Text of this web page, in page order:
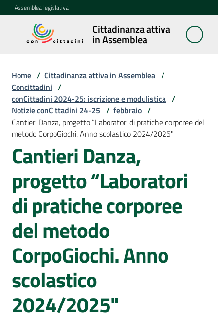
Vai al contenuto
Vai alla navigazione
Vai al footer
Assemblea legislativa
Cittadinanza attiva
in Assemblea
Cittadinanza
attiva in
Concittadini
Menu selezionato
Porte
aperte
in
Assemblea
Mostre
itineranti
Percorsi
sulla
memoria
Seguici
su
Home / Cittadinanza attiva in Assemblea /
Concittadini /
conCittadini 2024-25: iscrizione e modulistica /
Notizie conCittadini 24-25 / febbraio /
Cantieri Danza, progetto “Laboratori di pratiche corporee del
metodo CorpoGiochi. Anno scolastico 2024/2025"
Cantieri Danza,
progetto “Laboratori
di pratiche corporee
del metodo
CorpoGiochi. Anno
scolastico
2024/2025"